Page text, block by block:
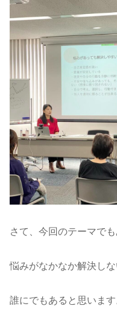
さて、今回のテーマで
悩みがなかなか解決し
誰にでもあると思います